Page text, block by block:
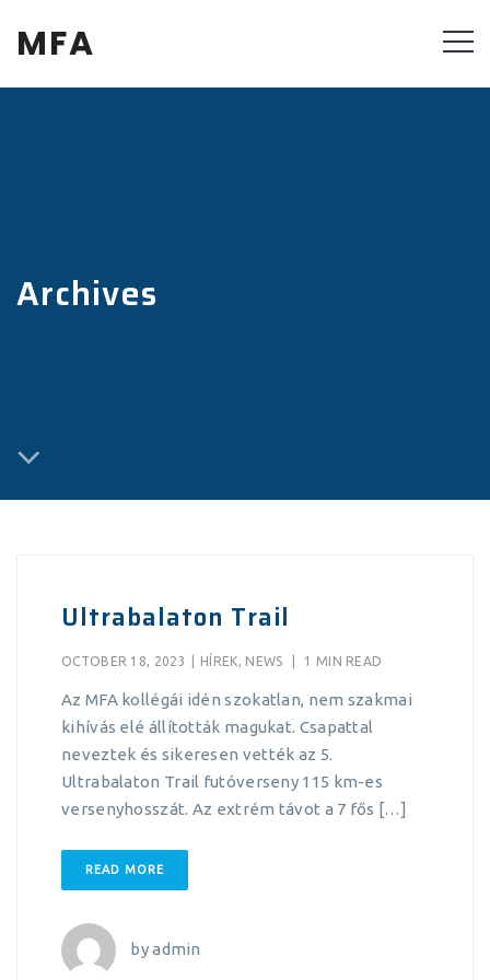
MFA
Archives
Ultrabalaton Trail
OCTOBER 18, 2023 HÍREK, NEWS 1 MIN READ
Az MFA kollégái idén szokatlan, nem szakmai
kihívás elé állították magukat. Csapattal
neveztek és sikeresen vették az 5.
Ultrabalaton Trail futóverseny 115 km-es
versenyhosszát. Az extrém távot a 7 fős […]
READ MORE
byadmin